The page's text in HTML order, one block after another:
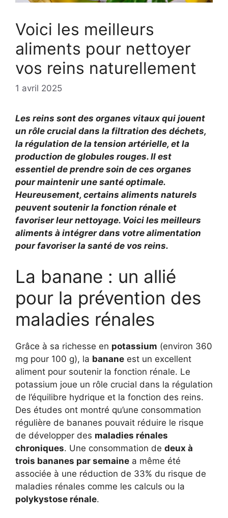
Voici les meilleurs
aliments pour nettoyer
vos reins naturellement
1 avril 2025
Les reins sont des organes vitaux qui jouent
un rôle crucial dans la filtration des déchets,
la régulation de la tension artérielle, et la
production de globules rouges. Il est
essentiel de prendre soin de ces organes
pour maintenir une santé optimale.
Heureusement, certains aliments naturels
peuvent soutenir la fonction rénale et
favoriser leur nettoyage. Voici les meilleurs
aliments à intégrer dans votre alimentation
pour favoriser la santé de vos reins.
La banane : un allié
pour la prévention des
maladies rénales
Grâce à sa richesse en potassium (environ 360
mg pour 100 g), la banane est un excellent
aliment pour soutenir la fonction rénale. Le
potassium joue un rôle crucial dans la régulation
de l’équilibre hydrique et la fonction des reins.
Des études ont montré qu’une consommation
régulière de bananes pouvait réduire le risque
de développer des maladies rénales
chroniques. Une consommation de deux à
trois bananes par semaine a même été
associée à une réduction de 33% du risque de
maladies rénales comme les calculs ou la
polykystose rénale.